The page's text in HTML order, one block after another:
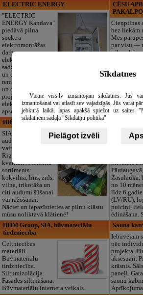
ELECTRIC ENERGY
"ELECTRIC
ENERGY Kandava"
piedāvā pilna
spektra
elektromontāžas
darbus,
elektroinstalācijas,
sadzīves tehnikas
un elektronikas
remontu, vājstrāvas
un drošības sistēmu izbūvi, kā arī
projektēšanu, mērījumus un
elektrosaimniecības drošības riskus
apsekošanu.
CĒSU
Cieņpilnas
bez liekām
Mēs
par visu —
pilnas bēru
tautiskās
BRISTOLS ES, SIA
SIA "Bristols ES"
audumu outlet un
vairumtirdzniecība
Rīgā. Plašs un
kvalitatīvs tekstila
sortiments:
kokvilna, lins, zīds,
vilna, trikotāža un
citi audumi šūšanai
vai ražošanai.
Nāciet un iepazīstieties ar pilnu klāstu
mūsu noliktavā klātienē!
Pirmsskolas
privātais
Pārdaugavā,
Zasulaukā,
no 10
līdz 6
(LV/RU),
pulciņi,
ēdināšana.
DHM Group, SIA, būvmateriālu
tirdzniecība
Celtniecības
materiāli.
Būvmateriālu
tirdzniecība.
Siltumizolācija.
Fasādes siltināšana.
Būvmateriālu interneta veikals.
Sauna
Iebūvējam
pēc
projekta.
aksesuāri.
krāsnis.
paneļi.
saunu
Sīkdatnes
Vietne viss.lv izmantojam sīkdatnes. Jūs
izmantošanai vai atlasīt sev vajadzīgās. Jūs varat
jebkurā laikā, lapas apakšā spiežot uz saites
sīkdatnēm sadaļā "Sīkdatņu politika"
Pielāgot izvēli